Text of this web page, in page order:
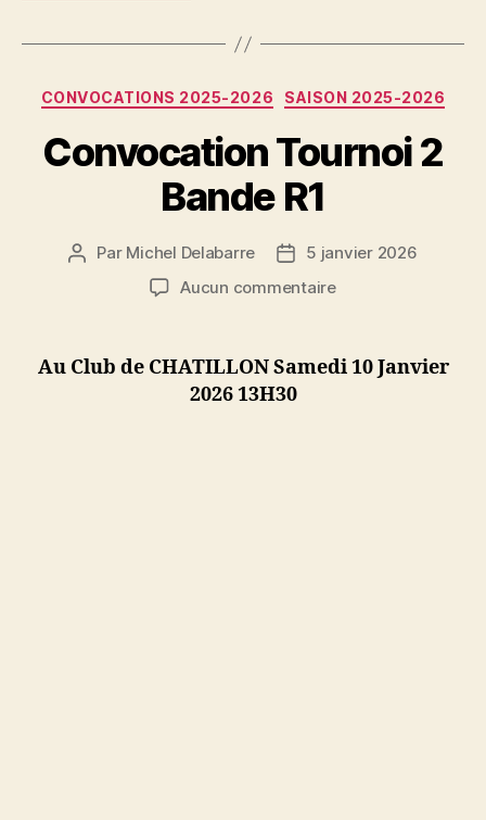
Catégories
CONVOCATIONS 2025-2026 SAISON 2025-2026
Convocation Tournoi 2
Bande R1
Auteur
Par Michel Delabarre
Date
de
5 janvier 2026
Aucun commentairesur
2
Bande
Au Club de CHATILLON Samedi 10 Janvier
2026 13H30